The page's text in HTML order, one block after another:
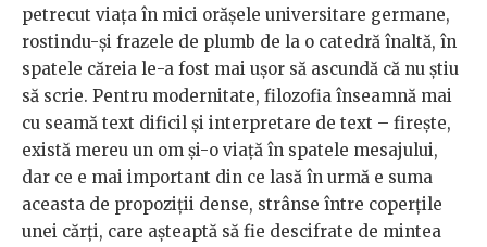
petrecut viața în mici orășele universitare germane,
rostindu-și frazele de plumb de la o catedră înaltă, în
spatele căreia le-a fost mai ușor să ascundă că nu știu
să scrie. Pentru modernitate, filozofia înseamnă mai
cu seamă text dificil și interpretare de text – firește,
există mereu un om și-o viață în spatele mesajului,
dar ce e mai important din ce lasă în urmă e suma
aceasta de propoziții dense, strânse între coperțile
unei cărți, care așteaptă să fie descifrate de mintea